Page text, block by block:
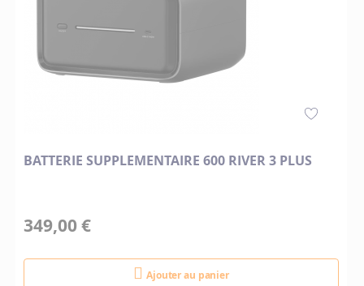
BATTERIE SUPPLEMENTAIRE 600 RIVER 3 PLUS
349,00 €
Ajouter au panier